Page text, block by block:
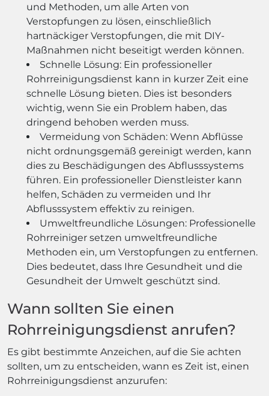
und Methoden, um alle Arten von
Verstopfungen zu lösen, einschließlich
hartnäckiger Verstopfungen, die mit DIY-
Maßnahmen nicht beseitigt werden können.
Schnelle Lösung: Ein professioneller
Rohrreinigungsdienst kann in kurzer Zeit eine
schnelle Lösung bieten. Dies ist besonders
wichtig, wenn Sie ein Problem haben, das
dringend behoben werden muss.
Vermeidung von Schäden: Wenn Abflüsse
nicht ordnungsgemäß gereinigt werden, kann
dies zu Beschädigungen des Abflusssystems
führen. Ein professioneller Dienstleister kann
helfen, Schäden zu vermeiden und Ihr
Abflusssystem effektiv zu reinigen.
Umweltfreundliche Lösungen: Professionelle
Rohrreiniger setzen umweltfreundliche
Methoden ein, um Verstopfungen zu entfernen.
Dies bedeutet, dass Ihre Gesundheit und die
Gesundheit der Umwelt geschützt sind.
Wann sollten Sie einen
Rohrreinigungsdienst anrufen?
Es gibt bestimmte Anzeichen, auf die Sie achten
sollten, um zu entscheiden, wann es Zeit ist, einen
Rohrreinigungsdienst anzurufen: